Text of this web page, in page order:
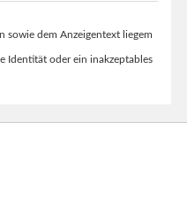
sowie dem Anzeigentext liegem
Identität oder ein inakzeptables